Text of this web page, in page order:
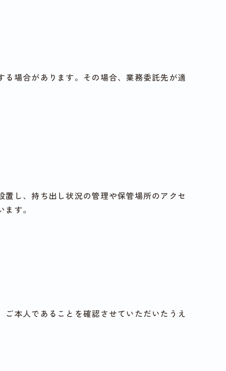
場合があります。その場合、業務委託先が適
し、持ち出し状況の管理や保管場所のアクセ
す。
本人であることを確認させていただいたうえ